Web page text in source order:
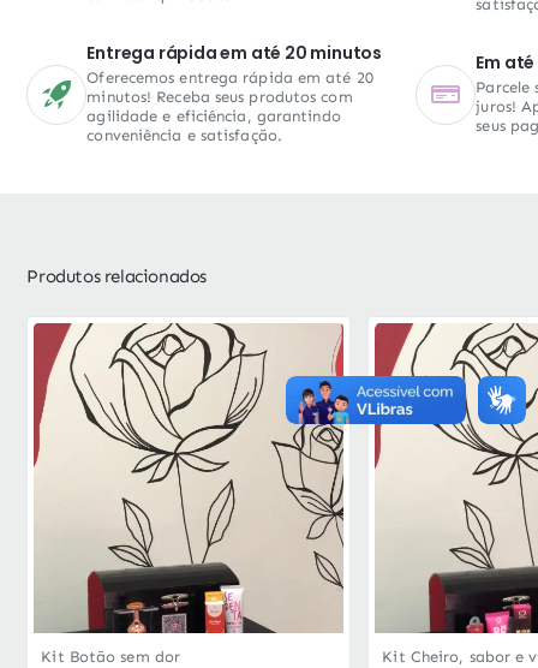
Entrega rápida em até 20 minutos
Oferecemos entrega rápida em até 20
minutos! Receba seus produtos com
agilidade e eficiência, garantindo
conveniência e satisfação.
Em
Parcele
juros!
seus
Produtos relacionados
Kit Botão sem dor Kit Cheiro, sabor e